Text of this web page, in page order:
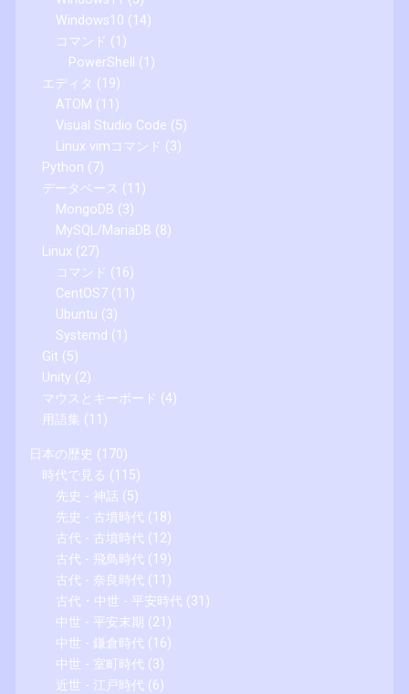
Windows10 (14)
コマンド (1)
PowerShell (1)
エディタ (19)
ATOM (11)
Visual Studio Code (5)
Linux vimコマンド (3)
Python (7)
データベース (11)
MongoDB (3)
MySQL/MariaDB (8)
Linux (27)
コマンド (16)
CentOS7(11)
Ubuntu (3)
Systemd (1)
Git (5)
Unity (2)
マウスとキーボード (4)
用語集 (11)
日本の歴史 (170)
時代で見る (115)
先史 - 神話 (5)
先史 - 古墳時代 (18)
古代 - 古墳時代 (12)
古代 - 飛鳥時代 (19)
古代 - 奈良時代 (11)
古代・中世 - 平安時代 (31)
中世 - 平安末期 (21)
中世 - 鎌倉時代 (16)
中世 - 室町時代 (3)
近世 - 江戸時代 (6)